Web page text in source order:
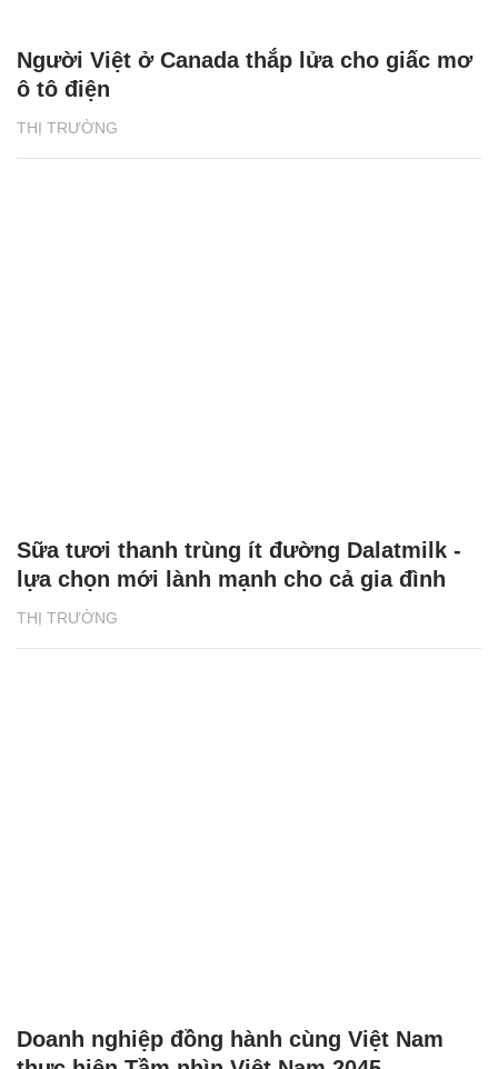
THỊ TRƯỜNG
Người Việt ở Canada thắp lửa cho giấc mơ
ô tô điện
THỊ TRƯỜNG
Sữa tươi thanh trùng ít đường Dalatmilk -
lựa chọn mới lành mạnh cho cả gia đình
Doanh nghiệp đồng hành cùng Việt Nam